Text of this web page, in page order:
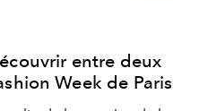
entre deux
Week de Paris